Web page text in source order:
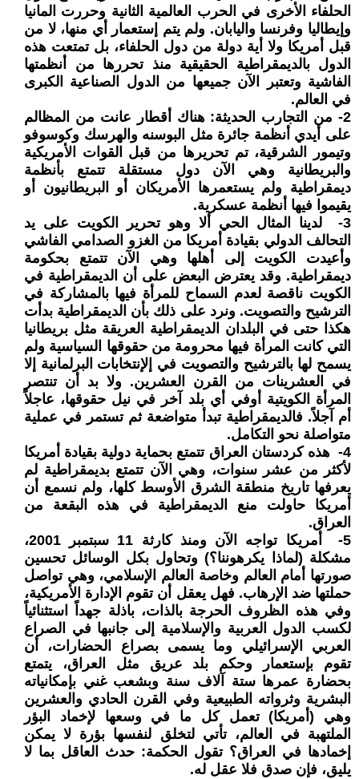
الحلفاء الأخرى في الحرب العالمية الثانية وحررت المانيا
وإيطاليا وفرنسا واليابان. ولم يتم إستعمار أي منها، لا من
قبل أمريكا ولا أية دولة من دول الحلفاء، بل تمتعت هذه
الدول بالديمقراطية الحقيقية منذ تحررها من أنظمتها
الفاشية وتعتبر الآن جميعها من الدول الصناعية الكبرى
في العالم.
2- من التجارب الحديثة: هناك أقطار عانت من المظالم
على أيدي أنظمة جائرة مثل البوسنه والهرسك وكوسوفو
وتيمور الشرقية، تم تحريرها من قبل القوات الأمريكية
والبريطانية وهي الآن دول مستقلة تتمتع بأنظمة
ديمقراطية ولم يستعمرها الأمريكان أو البريطانيون أو
يقيموا فيها أنظمة عسكرية.
3- لدينا المثال الحي ألا وهو تحرير الكويت على يد
التحالف الدولي بقيادة أمريكا من الغزو الصدامي الفاشي
وأعيدت الكويت إلى أهلها وهي الآن تتمتع بحكومة
ديمقراطية. وقد يعترض البعض على أن الديمقراطية في
الكويت ناقصة لعدم السماح للمرأة فيها بالمشاركة في
الترشيح والتصويت. ونرد على ذلك بأن الديمقراطية بدأت
هكذا حتى في البلدان الديمقراطية العريقة مثل بريطانيا
التي كانت المرأة فيها محرومة من حقوقها السياسية ولم
يسمح لها بالترشيح والتصويت في إلإنتخابات البرلمانية إلا
في العشرينات من القرن العشرين. ولا بد أن تنتصر
المرأة الكويتية أوفي أي بلد آخر في نيل حقوقها، عاجلاً
أم آجلاً. فالديمقراطية تبدأ متواضعة ثم تستمر في عملية
متواصلة نحو التكامل.
4- هذه كردستان العراق تتمتع بحماية دولية بقيادة أمريكا
لأكثر من عشر سنوات، وهي الآن تتمتع بديمقراطية لم
يعرفها تاريخ منطقة الشرق الأوسط كلها، ولم نسمع أن
أمريكا حاولت منع الديمقراطية في هذه البقعة من
العراق.
5- أمريكا تواجه الآن ومنذ كارثة 11 سبتمبر 2001،
مشكلة (لماذا يكرهوننا؟) وتحاول بكل الوسائل تحسين
صورتها أمام العالم وخاصة العالم الإسلامي، وهي تواصل
حملتها ضد الإرهاب. فهل يعقل أن تقوم الإدارة الأمريكية،
وفي هذه الظروف الحرجة بالذات، باذلة جهداً استثنائياً
لكسب الدول العربية والإسلامية إلى جانبها في الصراع
العربي الإسرائيلي وما يسمى بصراع الحضارات، أن
تقوم بإستعمار وحكم بلد عريق مثل العراق، يتمتع
بحضارة عمرها ستة آلاف سنة وبشعب غني بإمكانياته
البشرية وثرواته الطبيعية وفي القرن الحادي والعشرين
وهي (أمريكا) تعمل كل ما في وسعها لإخماد البؤر
الملتهبة في العالم، تأتي لتخلق لنفسها بؤرة لا يمكن
إخمادها في العراق؟ تقول الحكمة: حدث العاقل بما لا
يليق، فإن صدق فلا عقل له.